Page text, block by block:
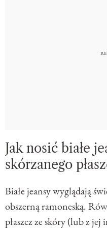
Jak nosić białe
skórzanego
Białe jeansy wyglądają
obszerną ramoneską.
płaszcz ze skóry (lub z